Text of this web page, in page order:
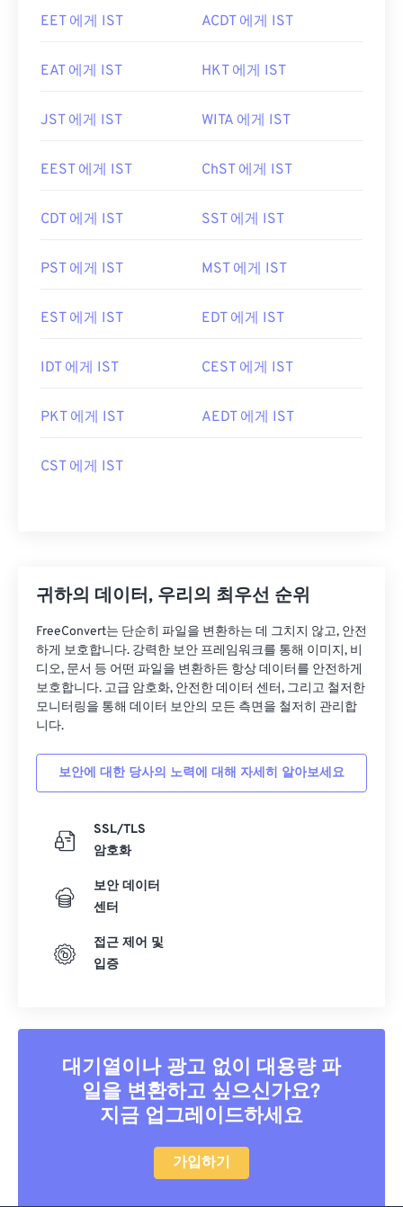
EET 에게 IST ACDT 에게 IST
EAT 에게 IST HKT 에게 IST
JST 에게 IST WITA 에게 IST
EEST 에게 IST ChST 에게 IST
CDT 에게 IST SST 에게 IST
PST 에게 IST MST 에게 IST
EST 에게 IST EDT 에게 IST
IDT 에게 IST CEST 에게 IST
PKT 에게 IST AEDT 에게 IST
CST 에게 IST
귀하의 데이터, 우리의 최우선 순위
FreeConvert는 단순히 파일을 변환하는 데 그치지 않고, 안전
하게 보호합니다. 강력한 보안 프레임워크를 통해 이미지, 비
디오, 문서 등 어떤 파일을 변환하든 항상 데이터를 안전하게
보호합니다. 고급 암호화, 안전한 데이터 센터, 그리고 철저한
모니터링을 통해 데이터 보안의 모든 측면을 철저히 관리합
니다.
보안에 대한 당사의 노력에 대해 자세히 알아보세요
SSL/TLS
암호화
보안 데이터
센터
접근 제어 및
입증
대기열이나 광고 없이 대용량 파
일을 변환하고 싶으신가요?
지금 업그레이드하세요
가입하기